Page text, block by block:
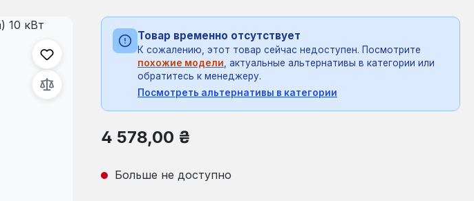
Товар временно отсутствует
К сожалению, этот товар сейчас недоступен. Посмотрите
похожие модели , актуальные альтернативы в категории или
обратитесь к менеджеру.
Посмотреть альтернативы в категории
Обычная цена:
4 578,00 ₴
Больше не доступно